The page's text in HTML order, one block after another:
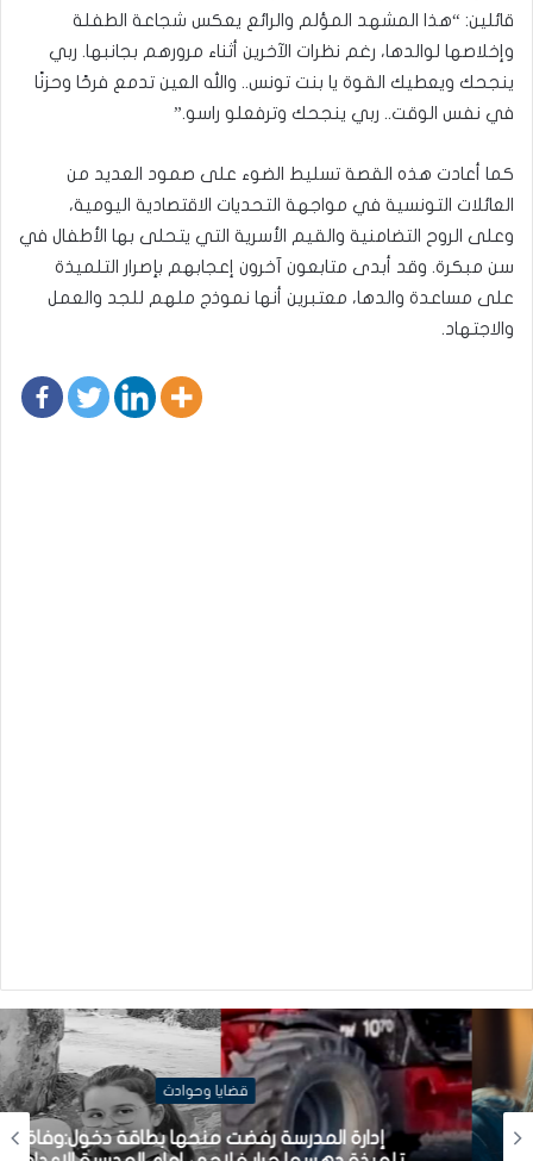
قائلين: “هذا المشهد المؤلم والرائع يعكس شجاعة الطفلة
وإخلاصها لوالدها، رغم نظرات الآخرين أثناء مرورهم بجانبها. ربي
ينجحك ويعطيك القوة يا بنت تونس.. والله العين تدمع فرحًا وحزنًا
في نفس الوقت.. ربي ينجحك وترفعلو راسو.”
كما أعادت هذه القصة تسليط الضوء على صمود العديد من
العائلات التونسية في مواجهة التحديات الاقتصادية اليومية،
وعلى الروح التضامنية والقيم الأسرية التي يتحلى بها الأطفال في
سن مبكرة. وقد أبدى متابعون آخرون إعجابهم بإصرار التلميذة
على مساعدة والدها، معتبرين أنها نموذج ملهم للجد والعمل
والاجتهاد.
قضايا وحوادث
إدارة المدرسة رفضت منحها بطاقة دخول:وفاة